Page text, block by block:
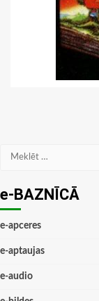
Meklēt:
e-BAZNĪCĀ
e-apceres
e-aptaujas
e-audio